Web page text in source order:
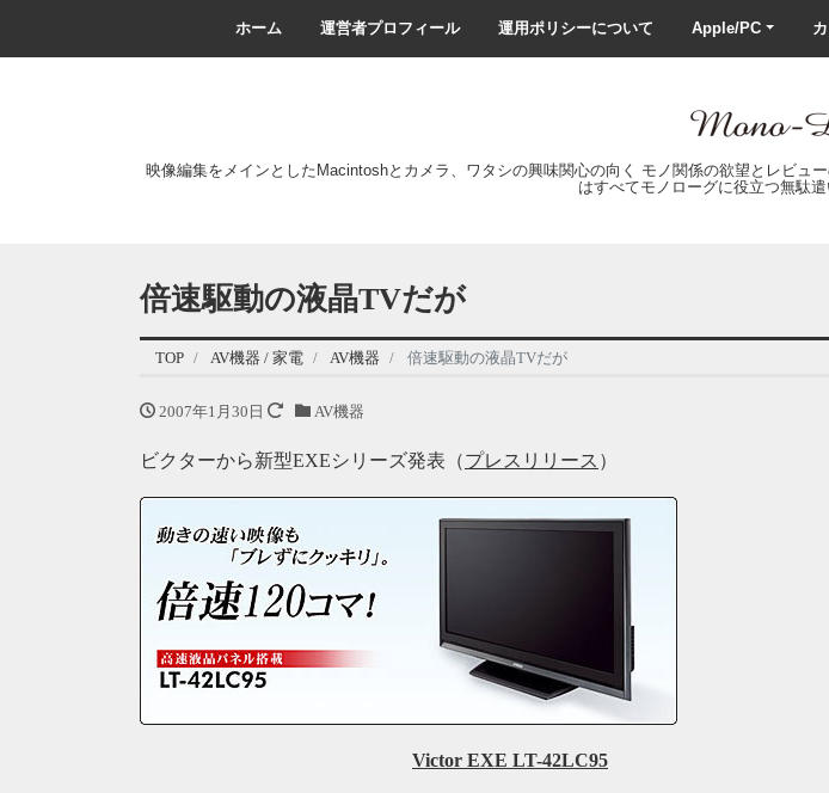
ホーム 運営者プロフィール 運用ポリシーについて Apple/PC
映像編集をメインとしたMacintoshとカメラ、ワタシの興味関心の向く モノ関係の欲望とレビ
はすべてモノローグに役立つ無駄
倍速駆動の液晶TVだが
TOP AV機器 / 家電 AV機器 倍速駆動の液晶TVだが
2007年1月30日 AV機器
ビクターから新型EXEシリーズ発表（プレスリリース ）
Victor EXE LT-42LC95